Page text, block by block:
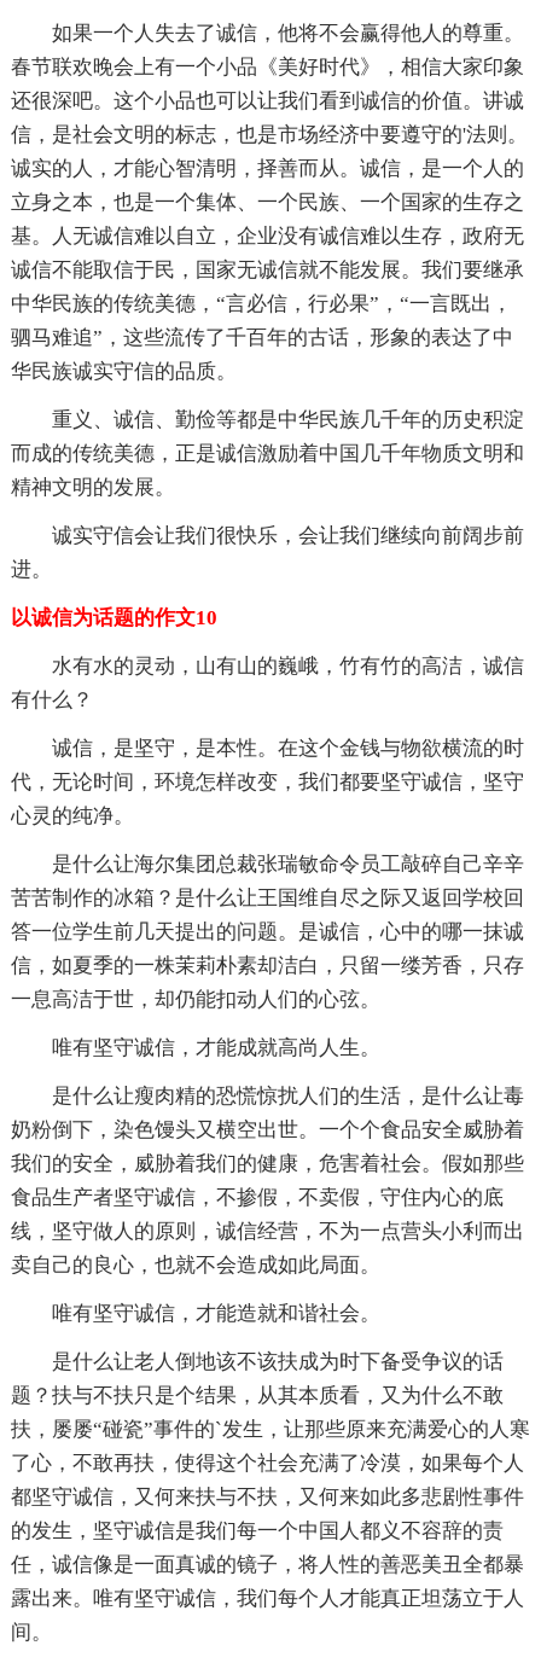
如果一个人失去了诚信，他将不会赢得他人的尊重。
春节联欢晚会上有一个小品《美好时代》，相信大家印象
还很深吧。这个小品也可以让我们看到诚信的价值。讲诚
信，是社会文明的标志，也是市场经济中要遵守的'法则。
诚实的人，才能心智清明，择善而从。诚信，是一个人的
立身之本，也是一个集体、一个民族、一个国家的生存之
基。人无诚信难以自立，企业没有诚信难以生存，政府无
诚信不能取信于民，国家无诚信就不能发展。我们要继承
中华民族的传统美德，“言必信，行必果”，“一言既出，
驷马难追”，这些流传了千百年的古话，形象的表达了中
华民族诚实守信的品质。
重义、诚信、勤俭等都是中华民族几千年的历史积淀
而成的传统美德，正是诚信激励着中国几千年物质文明和
精神文明的发展。
诚实守信会让我们很快乐，会让我们继续向前阔步前
进。
以诚信为话题的作文10
水有水的灵动，山有山的巍峨，竹有竹的高洁，诚信
有什么？
诚信，是坚守，是本性。在这个金钱与物欲横流的时
代，无论时间，环境怎样改变，我们都要坚守诚信，坚守
心灵的纯净。
是什么让海尔集团总裁张瑞敏命令员工敲碎自己辛辛
苦苦制作的冰箱？是什么让王国维自尽之际又返回学校回
答一位学生前几天提出的问题。是诚信，心中的哪一抹诚
信，如夏季的一株茉莉朴素却洁白，只留一缕芳香，只存
一息高洁于世，却仍能扣动人们的心弦。
唯有坚守诚信，才能成就高尚人生。
是什么让瘦肉精的恐慌惊扰人们的生活，是什么让毒
奶粉倒下，染色馒头又横空出世。一个个食品安全威胁着
我们的安全，威胁着我们的健康，危害着社会。假如那些
食品生产者坚守诚信，不掺假，不卖假，守住内心的底
线，坚守做人的原则，诚信经营，不为一点营头小利而出
卖自己的良心，也就不会造成如此局面。
唯有坚守诚信，才能造就和谐社会。
是什么让老人倒地该不该扶成为时下备受争议的话
题？扶与不扶只是个结果，从其本质看，又为什么不敢
扶，屡屡“碰瓷”事件的`发生，让那些原来充满爱心的人寒
了心，不敢再扶，使得这个社会充满了冷漠，如果每个人
都坚守诚信，又何来扶与不扶，又何来如此多悲剧性事件
的发生，坚守诚信是我们每一个中国人都义不容辞的责
任，诚信像是一面真诚的镜子，将人性的善恶美丑全都暴
露出来。唯有坚守诚信，我们每个人才能真正坦荡立于人
间。